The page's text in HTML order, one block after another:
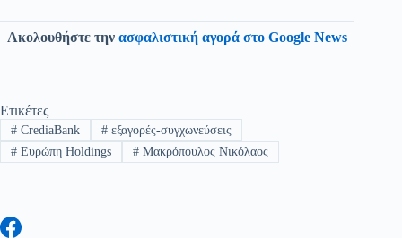
Ακολουθήστε την ασφαλιστική αγορά στο Google News
Ετικέτες
#CrediaBank #εξαγορές-συγχωνεύσεις
#Ευρώπη Holdings #Μακρόπουλος Νικόλαος